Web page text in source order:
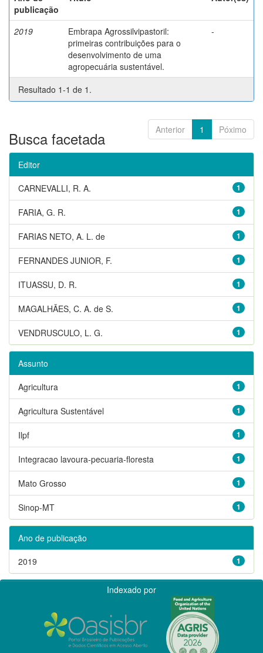
publicação
2019
Embrapa Agrossilvipastoril:
primeiras contribuições para o
desenvolvimento de uma
agropecuária sustentável.
-
Resultado 1-1 de 1.
Anterior 1 Póximo
Busca facetada
Editor
1
CARNEVALLI, R. A.
1
FARIA, G. R.
1
FARIAS NETO, A. L. de
1
FERNANDES JUNIOR, F.
1
ITUASSU, D. R.
1
MAGALHÃES, C. A. de S.
1
VENDRUSCULO, L. G.
Assunto
1
Agricultura
1
Agricultura Sustentável
1
Ilpf
1
Integracao lavoura-pecuaria-floresta
1
Mato Grosso
1
Sinop-MT
Ano de publicação
1
2019
Indexado por